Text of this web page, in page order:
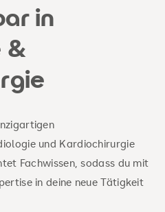
in
&
und Kardiochirurgie
Fachwissen, sodass du mit
in deine neue Tätigkeit